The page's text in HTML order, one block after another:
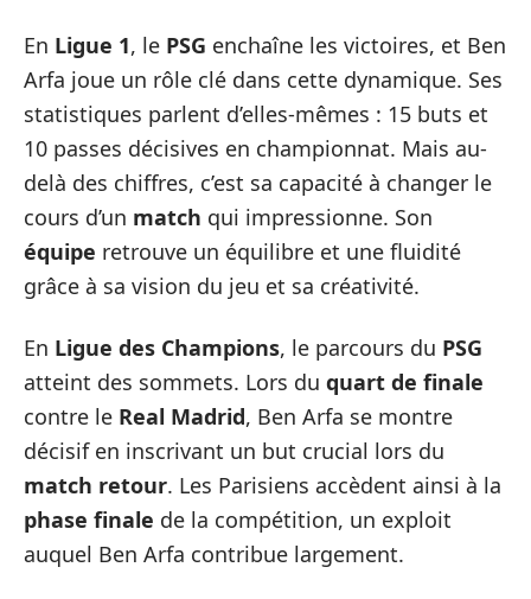
En Ligue 1, le PSG enchaîne les victoires, et Ben
Arfa joue un rôle clé dans cette dynamique. Ses
statistiques parlent d’elles-mêmes : 15 buts et
10 passes décisives en championnat. Mais au-
delà des chiffres, c’est sa capacité à changer le
cours d’un match qui impressionne. Son
équipe retrouve un équilibre et une fluidité
grâce à sa vision du jeu et sa créativité.
En Ligue des Champions, le parcours du PSG
atteint des sommets. Lors du quart de finale
contre le Real Madrid, Ben Arfa se montre
décisif en inscrivant un but crucial lors du
match retour. Les Parisiens accèdent ainsi à la
phase finale de la compétition, un exploit
auquel Ben Arfa contribue largement.